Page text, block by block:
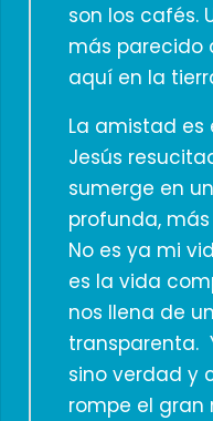
son los cafés.
más parecido
aquí en la
La amistad
Jesús
sumerge en
profunda,
No es ya mi
es la vida
nos llena de
transparenta.
sino verdad y
rompe el gran